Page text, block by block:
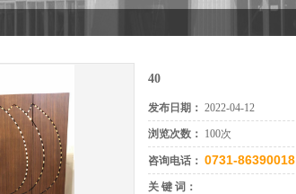
40
发布日期： 2022-04-12
浏览次数： 100次
咨询电话： 0731-86390018
关 键 词：